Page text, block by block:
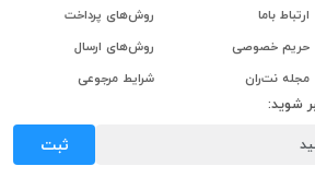
ارتباط باما
حریم خصوصی
مجله نت‌ران
روش‌های پرداخت
روش‌های ارسال
شرایط مرجوعی
شوید:
ثبت